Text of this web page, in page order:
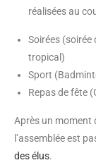
réalisées au
Soirées (soirée
tropical)
Sport
Repas de fête
Après un moment
l’assemblée est
des élus.